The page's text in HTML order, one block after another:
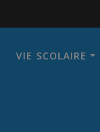
VIE SCOLAIRE